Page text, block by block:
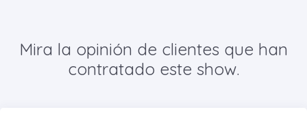
Mira la opinión de clientes que han
contratado este show.